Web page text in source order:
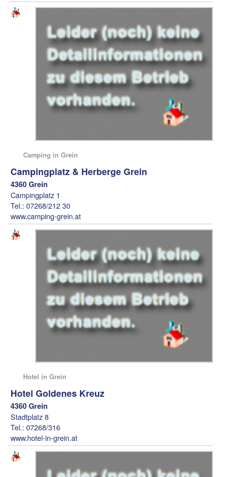
Camping in Grein
Campingplatz & Herberge Grein
4360 Grein
Campingplatz 1
Tel.: 07268/212 30
www.camping-grein.at
Hotel in Grein
Hotel Goldenes Kreuz
4360 Grein
Stadtplatz 8
Tel.: 07268/316
www.hotel-in-grein.at